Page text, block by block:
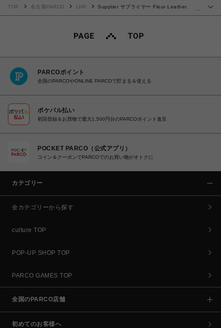
…
TOP 名古屋PARCO LHP
Supplier サプライヤー Fleur Leather
PARCOポイント
全国のPARCOやONLINE PARCOで貯まる＆使える
ポケパル払い
初回登録＆お買物で最大1,500円分のPARCOポイント進呈
POCKET PARCO（公式アプリ）
コイン＆クーポンでPARCOでのお買い物がオトクに
カテゴリー
全カテゴリーから探す
culture TOP
POP-UP SHOP TOP
PARCO GAMES TOP
全国のPARCO店舗
初めてのお客様へ